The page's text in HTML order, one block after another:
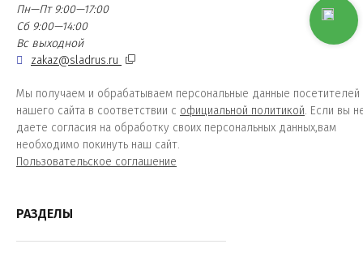
Пн—Пт 9:00—17:00
Сб 9:00—14:00
Вс выходной
zakaz@sladrus.ru
Мы получаем и обрабатываем персональные данные посетителей
нашего сайта в соответствии с официальной политикой. Если вы
даете согласия на обработку своих персональных данных,вам
необходимо покинуть наш сайт.
Пользовательское соглашение
РАЗДЕЛЫ